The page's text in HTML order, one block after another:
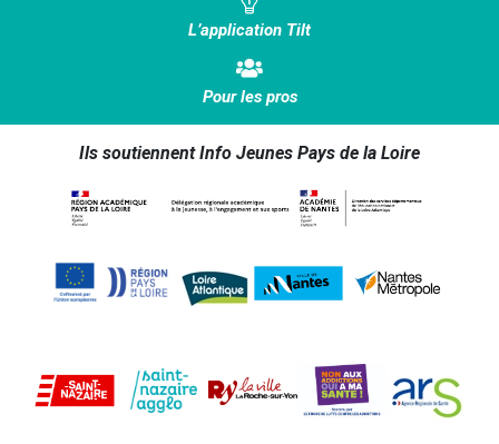
L’application Tilt
Pour les pros
Ils soutiennent Info Jeunes Pays de la Loire